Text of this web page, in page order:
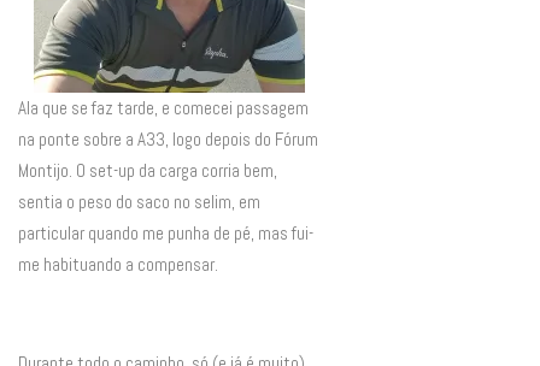
Ala que se faz tarde, e comecei passagem
na ponte sobre a A33, logo depois do Fórum
Montijo. O set-up da carga corria bem,
sentia o peso do saco no selim, em
particular quando me punha de pé, mas fui-
me habituando a compensar.